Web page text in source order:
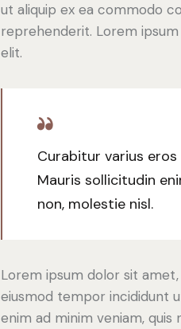
ut aliquip ex ea commodo
reprehenderit. Lorem
elit.
Curabitur varius
Mauris sollicitudin
non, molestie nisl.
Lorem ipsum dolor sit
eiusmod tempor incididunt
enim ad minim veniam,